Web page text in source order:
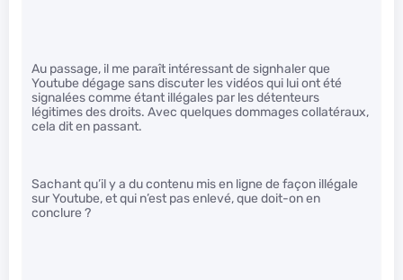
Au passage, il me paraît intéressant de signhaler que
Youtube dégage sans discuter les vidéos qui lui ont été
signalées comme étant illégales par les détenteurs
légitimes des droits. Avec quelques dommages collatéraux,
cela dit en passant.
Sachant qu’il y a du contenu mis en ligne de façon illégale
sur Youtube, et qui n’est pas enlevé, que doit-on en
conclure ?